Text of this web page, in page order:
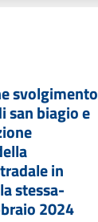
svolgimento
san biagio e
in
stessa-
2024